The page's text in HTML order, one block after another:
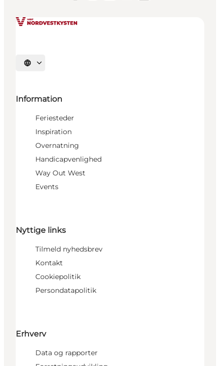
Vælg sprog
Information
Feriesteder
Inspiration
Overnatning
Handicapvenlighed
Way Out West
Events
Nyttige links
Tilmeld nyhedsbrev
Kontakt
Cookiepolitik
Persondatapolitik
Erhverv
Data og rapporter